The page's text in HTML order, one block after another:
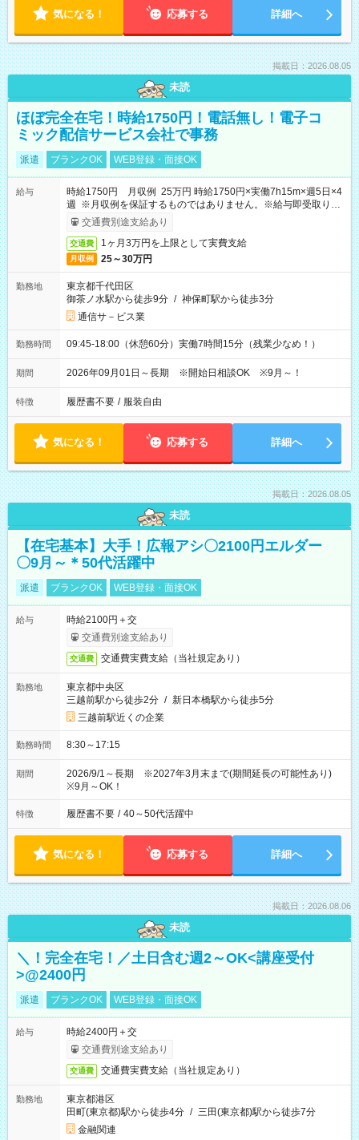
気になる！ 応募する 詳細へ
掲載日：2026.08.05
未読
ほぼ完全在宅！時給1750円！電話無し！電子コ
ミック配信サービス会社で事務
派遣 ブランクOK WEB登録・面接OK
給与
時給1750円 月収例 25万円 時給1750円×実働7h15m×週5日×4
週 ※月収例を保証するものではありません。※給与即受取りサ
ービス利用可（利用条件有）
交通費別途支給あり
交通費 1ヶ月3万円を上限として実費支給
月収例 25～30万円
勤務地
東京都千代田区
御茶ノ水駅から徒歩9分 / 神保町駅から徒歩3分
通信サ－ビス業
勤務時間 09:45-18:00（休憩60分）実働7時間15分（残業少なめ！）
期間 2026年09月01日～長期 ※開始日相談OK ※9月～！
特徴 履歴書不要 / 服装自由
気になる！ 応募する 詳細へ
掲載日：2026.08.05
未読
【在宅基本】大手！広報アシ〇2100円エルダー
〇9月～＊50代活躍中
派遣 ブランクOK WEB登録・面接OK
給与
時給2100円＋交
交通費別途支給あり
交通費 交通費実費支給（当社規定あり）
勤務地
東京都中央区
三越前駅から徒歩2分 / 新日本橋駅から徒歩5分
三越前駅近くの企業
勤務時間 8:30～17:15
期間
2026/9/1～長期 ※2027年3月末まで(期間延長の可能性あり)
※9月～OK！
特徴 履歴書不要 / 40～50代活躍中
気になる！ 応募する 詳細へ
掲載日：2026.08.06
未読
＼！完全在宅！／土日含む週2～OK<講座受付
>@2400円
派遣 ブランクOK WEB登録・面接OK
給与
時給2400円＋交
交通費別途支給あり
交通費 交通費実費支給（当社規定あり）
勤務地
東京都港区
田町(東京都)駅から徒歩4分 / 三田(東京都)駅から徒歩7分
金融関連